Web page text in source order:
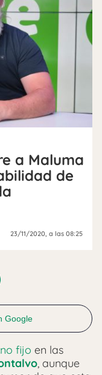
a Maluma
de
23/11/2020 , a las 08:25
Google
fijo en las
, aunque